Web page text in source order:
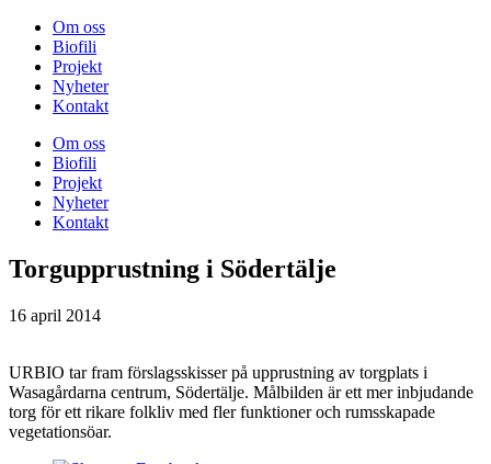
Om oss
Biofili
Projekt
Nyheter
Kontakt
Om oss
Biofili
Projekt
Nyheter
Kontakt
Torgupprustning i Södertälje
16 april 2014
URBIO tar fram förslagsskisser på upprustning av torgplats i
Wasagårdarna centrum, Södertälje. Målbilden är ett mer inbjudande
torg för ett rikare folkliv med fler funktioner och rumsskapade
vegetationsöar.